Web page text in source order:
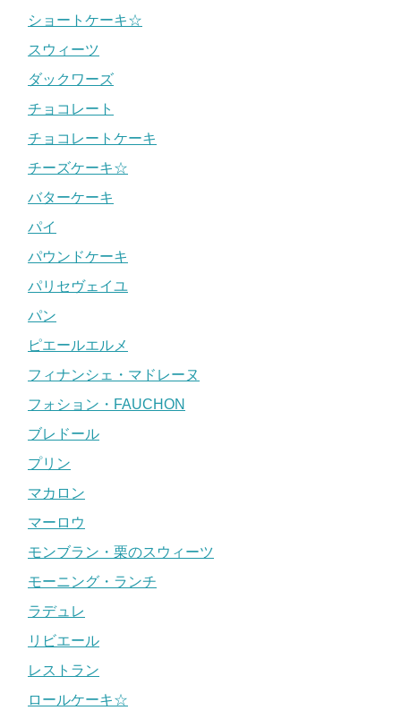
ショートケーキ☆
スウィーツ
ダックワーズ
チョコレート
チョコレートケーキ
チーズケーキ☆
バターケーキ
パイ
パウンドケーキ
パリセヴェイユ
パン
ピエールエルメ
フィナンシェ・マドレーヌ
フォション・FAUCHON
ブレドール
プリン
マカロン
マーロウ
モンブラン・栗のスウィーツ
モーニング・ランチ
ラデュレ
リビエール
レストラン
ロールケーキ☆